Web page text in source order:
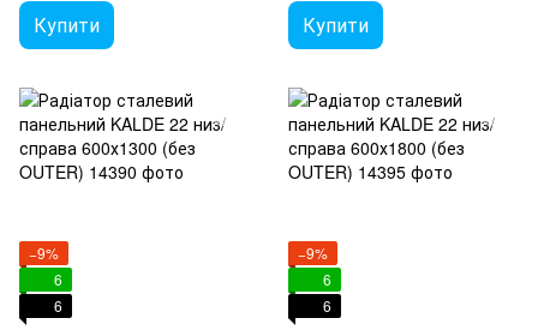
Купити Купити
−9%
6
6
−9%
6
6